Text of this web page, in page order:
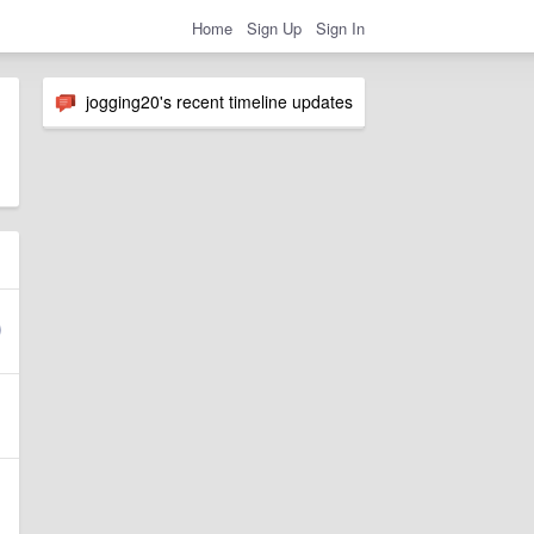
Home Sign Up Sign In
jogging20's recent timeline updates